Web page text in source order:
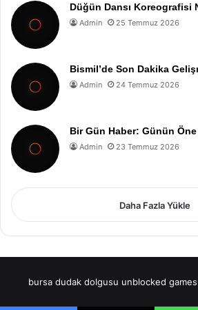
Düğün Dansı Koreografisi
Admin 25 Temmuz 2026
Bismil’de Son Dakika
Admin 24 Temmuz 2026
Bir Gün Haber: Günün
Admin 23 Temmuz 2026
Daha Fazla Yükle
bursa dudak dolgusu unblocked games